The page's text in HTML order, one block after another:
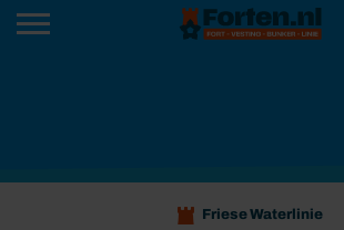
Friese Waterlinie